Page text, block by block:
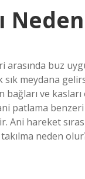
arasında buz
sık meydana
bağları ve
benzeri
hareket
neden